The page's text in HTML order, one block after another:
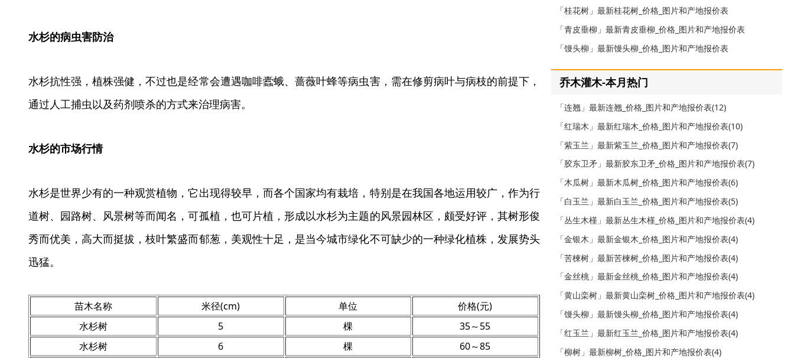
水杉的病虫害防治
水杉抗性强，植株强健，不过也是经常会遭遇咖啡蠹蛾、蔷薇叶蜂等病虫害，需在修剪病叶与病枝的前提下，
通过人工捕虫以及药剂喷杀的方式来治理病害。
水杉的市场行情
水杉是世界少有的一种观赏植物，它出现得较早，而各个国家均有栽培，特别是在我国各地运用较广，作为行
道树、园路树、风景树等而闻名，可孤植，也可片植，形成以水杉为主题的风景园林区，颇受好评，其树形俊
秀而优美，高大而挺拔，枝叶繁盛而郁葱，美观性十足，是当今城市绿化不可缺少的一种绿化植株，发展势头
迅猛。
苗木名称 米径(cm) 单位
价格(元)
水杉树
5 棵
35～55
水杉树
6 棵
60～85
「桂花树」最新桂花树_价格_图片和产地报价表
「青皮垂柳」最新青皮垂柳_价格_图片和产地报价表
「馒头柳」最新馒头柳_价格_图片和产地报价表
乔木灌木-本月热门
「连翘」最新连翘_价格_图片和产地报价表(12)
「红瑞木」最新红瑞木_价格_图片和产地报价表(10)
「紫玉兰」最新紫玉兰_价格_图片和产地报价表(7)
「胶东卫矛」最新胶东卫矛_价格_图片和产地报价表(7)
「木瓜树」最新木瓜树_价格_图片和产地报价表(6)
「白玉兰」最新白玉兰_价格_图片和产地报价表(5)
「丛生木槿」最新丛生木槿_价格_图片和产地报价表(4)
「金银木」最新金银木_价格_图片和产地报价表(4)
「苦楝树」最新苦楝树_价格_图片和产地报价表(4)
「金丝桃」最新金丝桃_价格_图片和产地报价表(4)
「黄山栾树」最新黄山栾树_价格_图片和产地报价表(4)
「馒头柳」最新馒头柳_价格_图片和产地报价表(4)
「红玉兰」最新红玉兰_价格_图片和产地报价表(4)
「柳树」最新柳树_价格_图片和产地报价表(4)